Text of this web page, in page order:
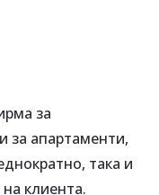
за
за апартаменти,
така и
клиента.